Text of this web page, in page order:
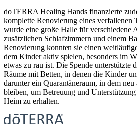
doTERRA Healing Hands finanzierte
komplette Renovierung eines verfallenen
wurde eine große Halle für verschiedene
zusätzlichen Schlafzimmern und einem
Renovierung konnten sie einen
dem Kinder aktiv spielen, besonders im
etwas zu rau ist. Die Spende unterstützte
Räume mit Betten, in denen die Kinder
darunter ein Quarantäneraum, in dem
bleiben, um Betreuung und
Heim zu erhalten.